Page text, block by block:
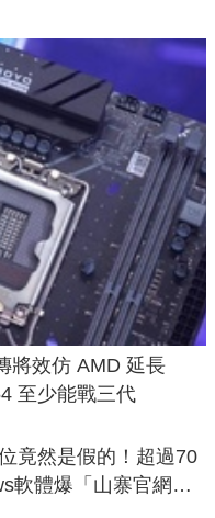
將效仿 AMD 延長
至少能戰三代
竟然是假的！超過70
軟體爆「山寨官網」